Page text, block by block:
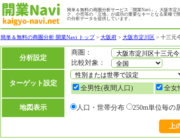
簡単＆無料の商圏分析サービス「開業Navi」。大阪市淀
ク、小売等の「立地」が成功の重要なキーとなる業種で
の分析データを提供しています。
簡単＆無料の商圏分析 開業Navi トップ> 大阪府 > 大阪市淀川区 > 十三元
分析設定
商圏：
比較対象：
ターゲット設定
全男性(夜間人口) 全女
地図表示 人口・世帯分布 250m単位毎の
上